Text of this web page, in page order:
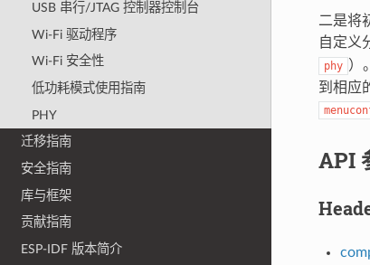
USB 串行/JTAG 控制器控制台
Wi-Fi 驱动程序
Wi-Fi 安全性
低功耗模式使用指南
PHY
迁移指南
安全指南
库与框架
贡献指南
ESP-IDF 版本简介
二是将
自定义
phy ）
到相应
API